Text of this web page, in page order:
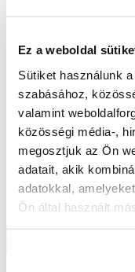
Ez a weboldal
Sütiket használunk
szabásához,
valamint
közösségi média-,
megosztjuk az Ön
adatait, akik
adatokkal,
Ön által használt
Akció
SWISSDENT EXTREME
fogkrém, 100 ml
5 990 Ft
5,0/5